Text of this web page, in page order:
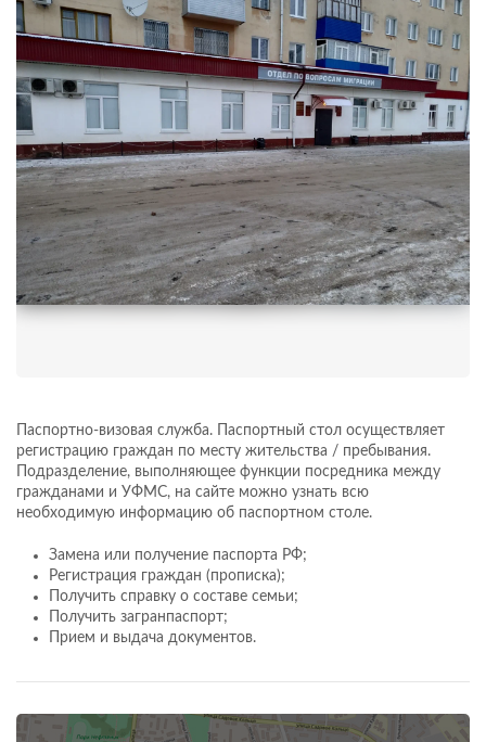
Паспортно-визовая служба. Паспортный стол осуществляет
регистрацию граждан по месту жительства / пребывания.
Подразделение, выполняющее функции посредника между
гражданами и УФМС, на сайте можно узнать всю
необходимую информацию об паспортном столе.
Замена или получение паспорта РФ;
Регистрация граждан (прописка);
Получить справку о составе семьи;
Получить загранпаспорт;
Прием и выдача документов.